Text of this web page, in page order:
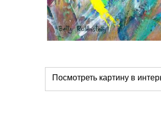
Посмотреть картину в